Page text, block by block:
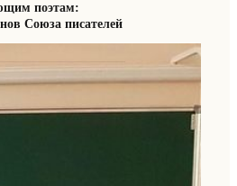
поэтам:
Союза писателей